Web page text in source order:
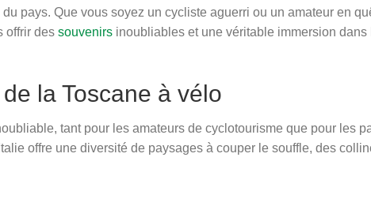
pays. Que vous soyez un cycliste aguerri ou un amateur en
offrir des souvenirs inoubliables et une véritable immersion dans
la Toscane à vélo
tant pour les amateurs de cyclotourisme que pour les
offre une diversité de paysages à couper le souffle, des